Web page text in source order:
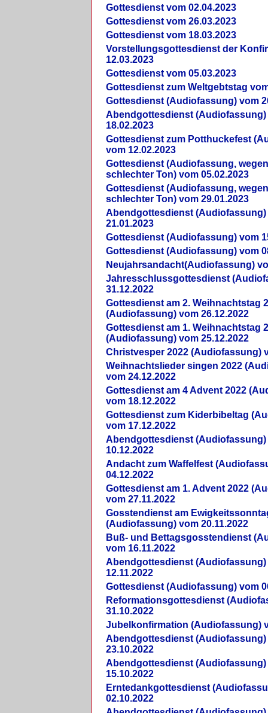
Gottesdienst vom 02.04.2023
Gottesdienst vom 26.03.2023
Gottesdienst vom 18.03.2023
Vorstellungsgottesdienst der
12.03.2023
Gottesdienst vom 05.03.2023
Gottesdienst zum Weltgebtstag
Gottesdienst (Audiofassung) vom
Abendgottesdienst (Audiofassung)
18.02.2023
Gottesdienst zum Potthuckefest
vom 12.02.2023
Gottesdienst (Audiofassung,
schlechter Ton) vom 05.02.2023
Gottesdienst (Audiofassung,
schlechter Ton) vom 29.01.2023
Abendgottesdienst (Audiofassung)
21.01.2023
Gottesdienst (Audiofassung) vom
Gottesdienst (Audiofassung) vom
Neujahrsandacht(Audiofassung)
Jahresschlussgottesdienst
31.12.2022
Gottesdienst am 2. Weihnachtstag
(Audiofassung) vom 26.12.2022
Gottesdienst am 1. Weihnachtstag
(Audiofassung) vom 25.12.2022
Christvesper 2022 (Audiofassung)
Weihnachtslieder singen 2022
vom 24.12.2022
Gottesdienst am 4 Advent 2022
vom 18.12.2022
Gottesdienst zum Kiderbibeltag
vom 17.12.2022
Abendgottesdienst (Audiofassung)
10.12.2022
Andacht zum Waffelfest
04.12.2022
Gottesdienst am 1. Advent 2022
vom 27.11.2022
Gosstendienst am
(Audiofassung) vom 20.11.2022
Buß- und Bettagsgosstendienst
vom 16.11.2022
Abendgottesdienst (Audiofassung)
12.11.2022
Gottesdienst (Audiofassung) vom
Reformationsgottesdienst
31.10.2022
Jubelkonfirmation (Audiofassung)
Abendgottesdienst (Audiofassung)
23.10.2022
Abendgottesdienst (Audiofassung)
15.10.2022
Erntedankgottesdienst
02.10.2022